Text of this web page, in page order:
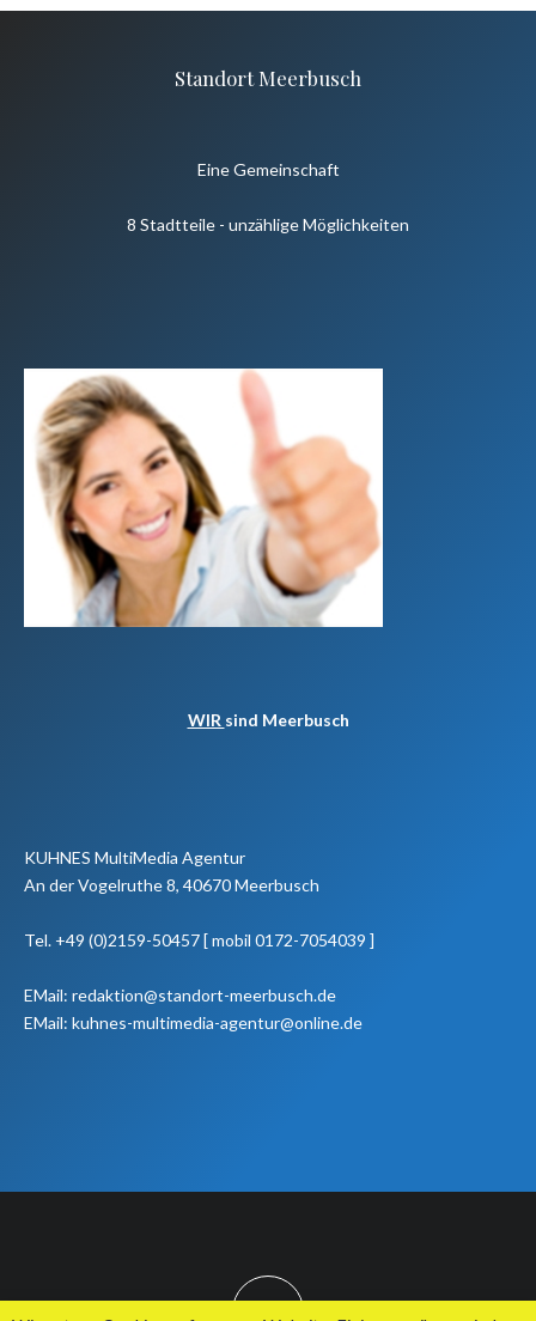
Standort Meerbusch
Eine Gemeinschaft
8 Stadtteile - unzählige Möglichkeiten
WIR sind Meerbusch
KUHNES MultiMedia Agentur
An der Vogelruthe 8, 40670 Meerbusch
Tel. +49 (0)2159-50457 [ mobil 0172-7054039 ]
EMail: redaktion@standort-meerbusch.de
EMail: kuhnes-multimedia-agentur@online.de